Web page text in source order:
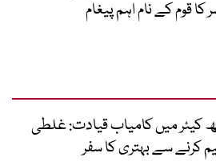
قوم کے نام اہم پیغام
کیئر میں کامیاب قیادت: غلطی
کرنے سے بہتری کا سفر